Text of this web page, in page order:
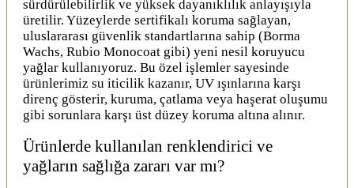
sürdürülebilirlik ve yüksek dayanıklılık anlayışıyla
üretilir. Yüzeylerde sertifikalı koruma sağlayan,
uluslararası güvenlik standartlarına sahip (Borma
Wachs, Rubio Monocoat gibi) yeni nesil koruyucu
yağlar kullanıyoruz. Bu özel işlemler sayesinde
ürünlerimiz su iticilik kazanır, UV ışınlarına karşı
direnç gösterir, kuruma, çatlama veya haşerat oluşumu
gibi sorunlara karşı üst düzey koruma altına alınır.
Ürünlerde kullanılan renklendirici ve
yağların sağlığa zararı var mı?